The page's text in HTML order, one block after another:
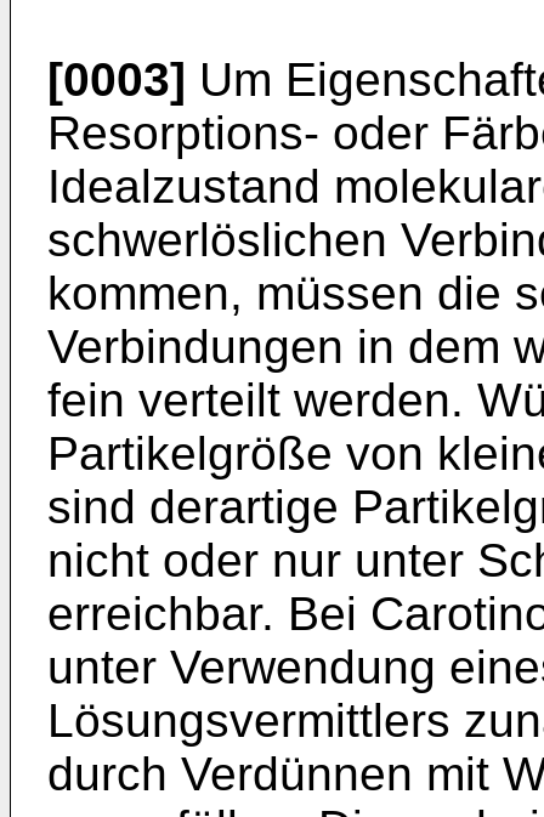
[0003] Um
Resorptions- oder
Idealzustand
schwerlöslichen
kommen, müssen die
Verbindungen in dem
fein verteilt werden.
Partikelgröße von
sind derartige
nicht oder nur unter
erreichbar. Bei
unter Verwendung
Lösungsvermittlers
durch Verdünnen mit